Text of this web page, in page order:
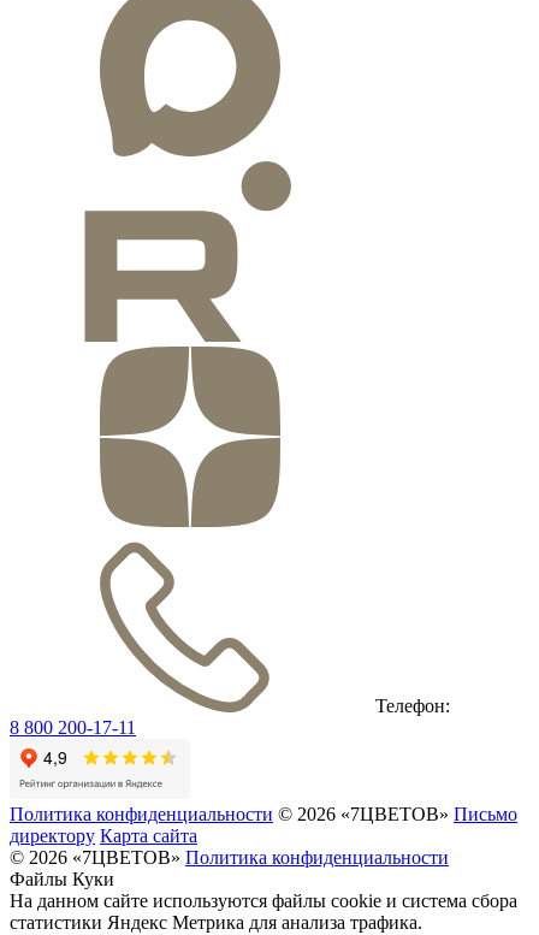
Телефон:
8 800 200-17-11
Политика конфиденциальности © 2026 «7ЦВЕТОВ» Письмо
директору Карта сайта
© 2026 «7ЦВЕТОВ» Политика конфиденциальности
Файлы Куки
На данном сайте используются файлы cookie и система сбора
статистики Яндекс Метрика для анализа трафика.